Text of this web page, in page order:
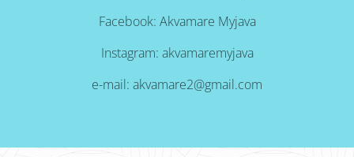
Facebook: Akvamare Myjava
Instagram: akvamaremyjava
e-mail: akvamare2@gmail.com